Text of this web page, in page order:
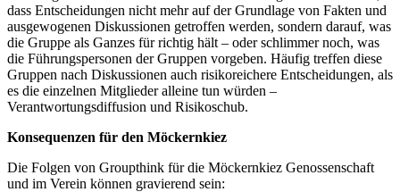
dass Entscheidungen nicht mehr auf der Grundlage von Fakten und
ausgewogenen Diskussionen getroffen werden, sondern darauf, was
die Gruppe als Ganzes für richtig hält – oder schlimmer noch, was
die Führungspersonen der Gruppen vorgeben. Häufig treffen diese
Gruppen nach Diskussionen auch risikoreichere Entscheidungen, als
es die einzelnen Mitglieder alleine tun würden –
Verantwortungsdiffusion und Risikoschub.
Konsequenzen für den Möckernkiez
Die Folgen von Groupthink für die Möckernkiez Genossenschaft
und im Verein können gravierend sein: